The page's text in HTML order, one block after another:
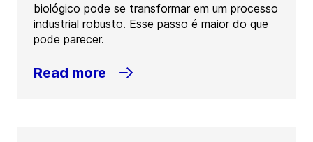
biológico pode se transformar em um processo
industrial robusto. Esse passo é maior do que
pode parecer.
Read more